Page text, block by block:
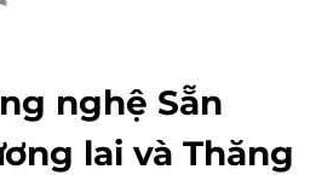
nghệ Sẵn
lai và Thăng